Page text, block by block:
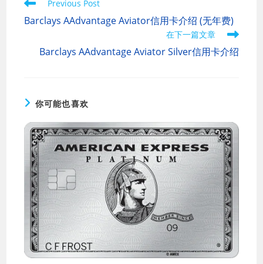
Read
articles
Previous Post
Barclays AAdvantage Aviator信用卡介绍 (无年费)
在下一篇文章
Barclays AAdvantage Aviator Silver信用卡介绍
你可能也喜欢